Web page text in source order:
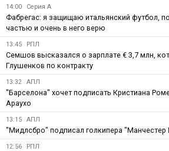
14:00 Серия А
Фабрегас: я защищаю итальянский футбол,
частью и очень в него верю
13:45 РПЛ
Семшов высказался о зарплате € 3,7 млн,
Глушенков по контракту
13:32 АПЛ
"Барселона" хочет подписать Кристиана
Араухо
13:15 АПЛ
"Мидлсбро" подписал голкипера "Манчестер
12:56 РПЛ